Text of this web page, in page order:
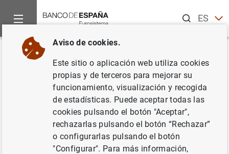
ESEN
Inicio Noticias y eventos
Volver
Estado financiero consolidado
del Eurosistema a 27 de julio de
Aviso de cookies.
Este sitio o aplicación web utiliza cookies
propias y de terceros para mejorar su
funcionamiento, visualización y recogida
de estadísticas. Puede aceptar todas las
cookies pulsando el botón "Aceptar",
rechazarlas pulsando el botón “Rechazar”
o configurarlas pulsando el botón
"Configurar". Para más información,